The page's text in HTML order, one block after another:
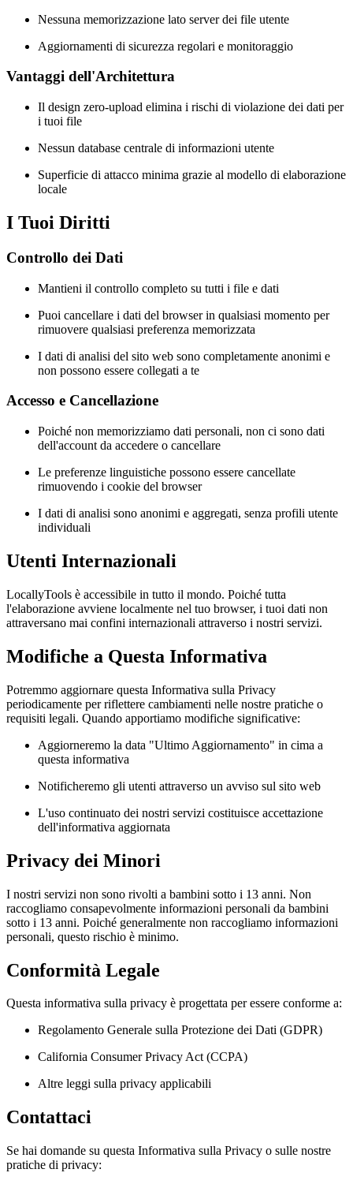
Nessuna memorizzazione lato server dei file utente
Aggiornamenti di sicurezza regolari e monitoraggio
Vantaggi dell'Architettura
Il design zero-upload elimina i rischi di violazione dei dati per
i tuoi file
Nessun database centrale di informazioni utente
Superficie di attacco minima grazie al modello di elaborazione
locale
I Tuoi Diritti
Controllo dei Dati
Mantieni il controllo completo su tutti i file e dati
Puoi cancellare i dati del browser in qualsiasi momento per
rimuovere qualsiasi preferenza memorizzata
I dati di analisi del sito web sono completamente anonimi e
non possono essere collegati a te
Accesso e Cancellazione
Poiché non memorizziamo dati personali, non ci sono dati
dell'account da accedere o cancellare
Le preferenze linguistiche possono essere cancellate
rimuovendo i cookie del browser
I dati di analisi sono anonimi e aggregati, senza profili utente
individuali
Utenti Internazionali
LocallyTools è accessibile in tutto il mondo. Poiché tutta
l'elaborazione avviene localmente nel tuo browser, i tuoi dati non
attraversano mai confini internazionali attraverso i nostri servizi.
Modifiche a Questa Informativa
Potremmo aggiornare questa Informativa sulla Privacy
periodicamente per riflettere cambiamenti nelle nostre pratiche o
requisiti legali. Quando apportiamo modifiche significative:
Aggiorneremo la data "Ultimo Aggiornamento" in cima a
questa informativa
Notificheremo gli utenti attraverso un avviso sul sito web
L'uso continuato dei nostri servizi costituisce accettazione
dell'informativa aggiornata
Privacy dei Minori
I nostri servizi non sono rivolti a bambini sotto i 13 anni. Non
raccogliamo consapevolmente informazioni personali da bambini
sotto i 13 anni. Poiché generalmente non raccogliamo informazioni
personali, questo rischio è minimo.
Conformità Legale
Questa informativa sulla privacy è progettata per essere conforme a:
Regolamento Generale sulla Protezione dei Dati (GDPR)
California Consumer Privacy Act (CCPA)
Altre leggi sulla privacy applicabili
Contattaci
Se hai domande su questa Informativa sulla Privacy o sulle nostre
pratiche di privacy: